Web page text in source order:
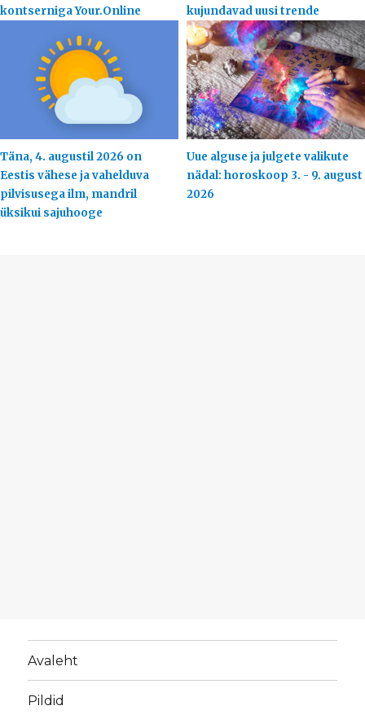
kontserniga Your.Online
kujundavad uusi trende
Täna, 4. augustil 2026 on
Eestis vähese ja vahelduva
pilvisusega ilm, mandril
üksikui sajuhooge
Uue alguse ja julgete valikute
nädal: horoskoop 3. - 9. august
2026
Avaleht
Pildid